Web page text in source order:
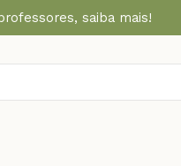
saiba mais!